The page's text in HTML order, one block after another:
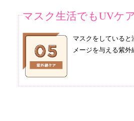
マスク生活でもUVケ
マスクをしている
メージを与える紫外